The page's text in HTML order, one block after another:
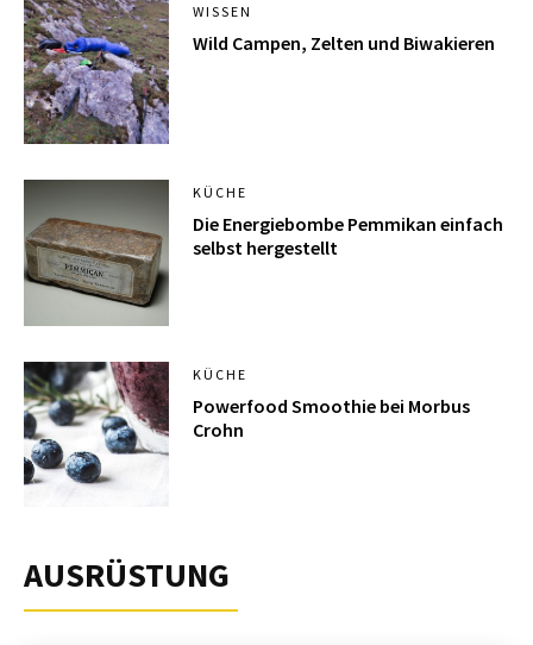
WISSEN
Wild Campen, Zelten und Biwakieren
KÜCHE
Die Energiebombe Pemmikan einfach
selbst hergestellt
KÜCHE
Powerfood Smoothie bei Morbus
Crohn
AUSRÜSTUNG